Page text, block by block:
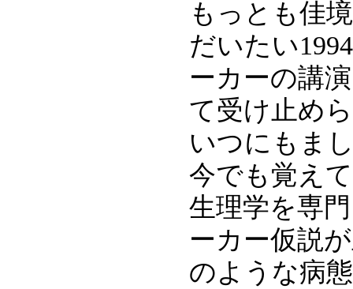
もっとも佳
だいたい
ーカーの講
て受け止め
いつにもま
今でも覚え
生理学を専
ーカー仮説
のような病